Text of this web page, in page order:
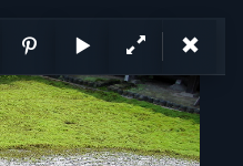
VI
Trang1/ 2